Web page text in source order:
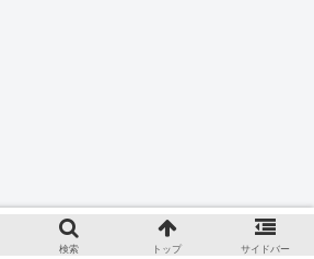
検索 トップ サイドバー